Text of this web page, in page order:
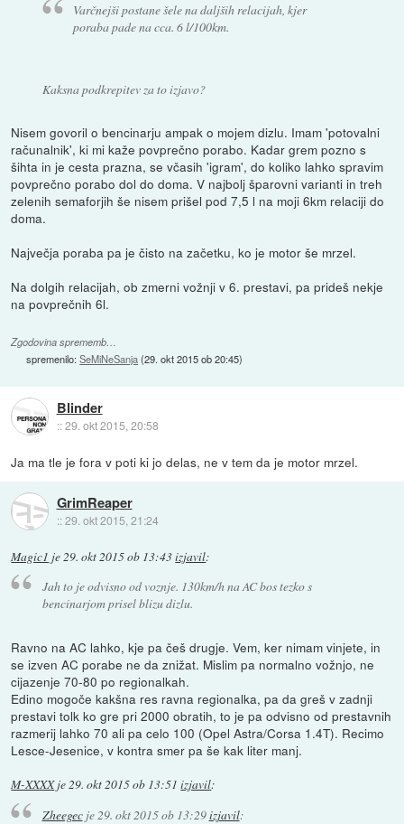
Varčnejši postane šele na daljših relacijah, kjer
poraba pade na cca. 6 l/100km.
Kaksna podkrepitev za to izjavo?
Nisem govoril o bencinarju ampak o mojem dizlu. Imam 'potovalni
računalnik', ki mi kaže povprečno porabo. Kadar grem pozno s
šihta in je cesta prazna, se včasih 'igram', do koliko lahko spravim
povprečno porabo dol do doma. V najbolj šparovni varianti in treh
zelenih semaforjih še nisem prišel pod 7,5 l na moji 6km relaciji do
doma.
Največja poraba pa je čisto na začetku, ko je motor še mrzel.
Na dolgih relacijah, ob zmerni vožnji v 6. prestavi, pa prideš nekje
na povprečnih 6l.
Zgodovina sprememb…
spremenilo:SeMiNeSanja(29. okt 2015 ob 20:45)
Blinder
::29. okt 2015, 20:58
Ja ma tle je fora v poti ki jo delas, ne v tem da je motor mrzel.
GrimReaper
::29. okt 2015, 21:24
Magic1 je 29. okt 2015 ob 13:43izjavil:
Jah to je odvisno od voznje. 130km/h na AC bos tezko s
bencinarjom prisel blizu dizlu.
Ravno na AC lahko, kje pa češ drugje. Vem, ker nimam vinjete, in
se izven AC porabe ne da znižat. Mislim pa normalno vožnjo, ne
cijazenje 70-80 po regionalkah.
Edino mogoče kakšna res ravna regionalka, pa da greš v zadnji
prestavi tolk ko gre pri 2000 obratih, to je pa odvisno od prestavnih
razmerij lahko 70 ali pa celo 100 (Opel Astra/Corsa 1.4T). Recimo
Lesce-Jesenice, v kontra smer pa še kak liter manj.
M-XXXXje29. okt 2015 ob 13:51 izjavil:
Zheegecje 29. okt 2015 ob 13:29izjavil: